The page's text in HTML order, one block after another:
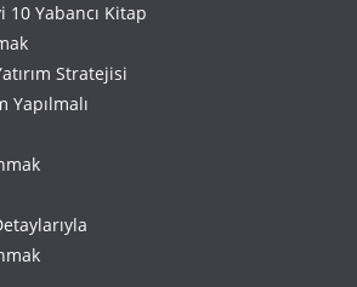
10 Yabancı Kitap
Stratejisi
Yapılmalı